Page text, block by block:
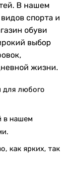
В нашем
спорта и
обуви
выбор
жизни.
для любого
в нашем
как ярких, так